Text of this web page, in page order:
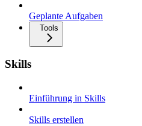
Geplante Aufgaben
Tools
Skills
Einführung in Skills
Skills erstellen